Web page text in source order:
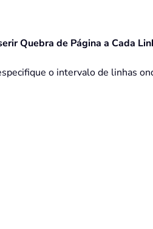
Quebra de Página a Cada
o intervalo de linhas